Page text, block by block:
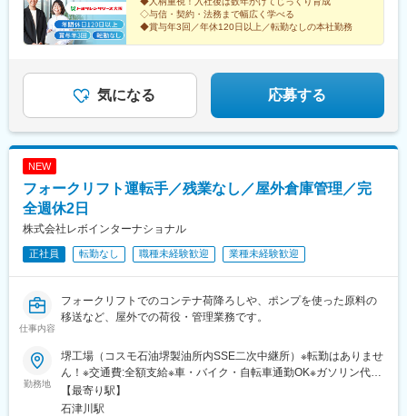
◇与信・契約・法務まで幅広く学べる
◆賞与年3回／年休120日以上／転勤なしの本社勤務
気になる 応募する
NEW
フォークリフト運転手／残業なし／屋外倉庫管理／完
全週休2日
株式会社レボインターナショナル
正社員 転勤なし 職種未経験歓迎 業種未経験歓迎
仕事内容
フォークリフトでのコンテナ荷降ろしや、ポンプを使った原料の
移送など、屋外での荷役・管理業務です。
勤務地
堺工場（コスモ石油堺製油所内SSE二次中継所）※転勤はありませ
ん！※交通費:全額支給※車・バイク・自転車通勤OK※ガソリン代支
給あり◎＜住所＞大阪府堺市西区築港新町3-16＜交通＞南海本線
「石津川駅」よりバスで10分
【最寄り駅】
石津川駅